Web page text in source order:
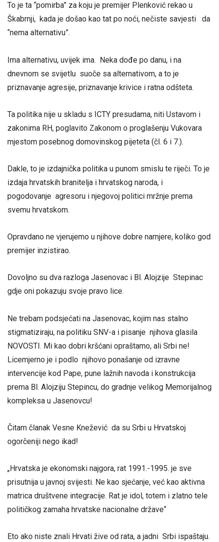
To je ta “pomirba” za koju je premijer Plenković rekao u
Škabrnji, kada je došao kao tat po noći, nečiste savjesti da
“nema alternativu”.
Ima alternativu, uvijek ima. Neka dođe po danu, i na
dnevnom se svijetlu suoče sa alternativom, a to je
priznavanje agresije, priznavanje krivice i ratna odšteta.
Ta politika nije u skladu s ICTY presudama, niti Ustavom i
zakonima RH, poglavito Zakonom o proglašenju Vukovara
mjestom posebnog domovinskog pijeteta (čl. 6 i 7.).
Dakle, to je izdajnička politika u punom smislu te riječi. To je
izdaja hrvatskih branitelja i hrvatskog naroda, i
pogodovanje agresoru i njegovoj politici mržnje prema
svemu hrvatskom.
Opravdano ne vjerujemo u njihove dobre namjere, koliko god
premijer inzistirao.
Dovoljno su dva razloga Jasenovac i Bl. Alojzije Stepinac
gdje oni pokazuju svoje pravo lice.
Ne trebam podsjećati na Jasenovac, kojim nas stalno
stigmatiziraju, na politiku SNV-a i pisanje njihova glasila
NOVOSTI. Mi kao dobri kršćani opraštamo, ali Srbi ne!
Licemjerno je i podlo njihovo ponašanje od izravne
intervencije kod Pape, pune lažnih navoda i konstrukcija
prema Bl. Alojziju Stepincu, do gradnje velikog Memorijalnog
kompleksa u Jasenovcu!
Čitam članak Vesne Knežević da su Srbi u Hrvatskoj
ogorčeniji nego ikad!
„Hrvatska je ekonomski najgora, rat 1991.-1995. je sve
prisutnija u javnoj svijesti. Ne kao sjećanje, već kao aktivna
matrica društvene integracije. Rat je idol, totem i zlatno tele
političkog zamaha hrvatske nacionalne države“
Eto ako niste znali Hrvati žive od rata, a jadni Srbi ispaštaju.